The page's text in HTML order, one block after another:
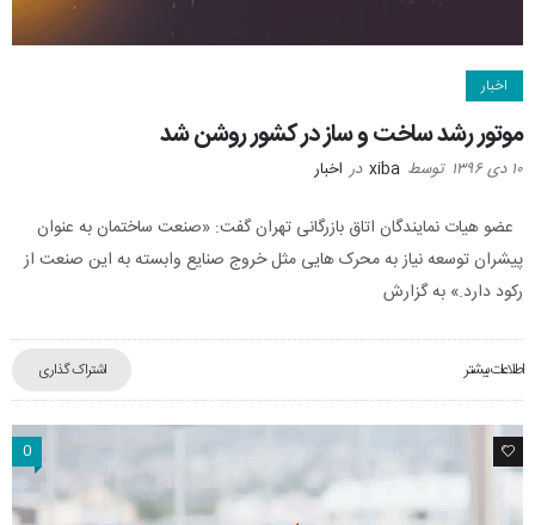
اخبار
موتور رشد ساخت‌ و ساز در کشور روشن شد
۱۰ دی ۱۳۹۶ توسط xiba در اخبار
عضو هیات نمایندگان اتاق بازرگانی تهران گفت: «صنعت ساختمان به عنوان
پیشران توسعه نیاز به محرک هایی مثل خروج صنایع وابسته به این صنعت از
رکود دارد.» به گزارش
اطلاعات بیشتر اشتراک گذاری
0 0